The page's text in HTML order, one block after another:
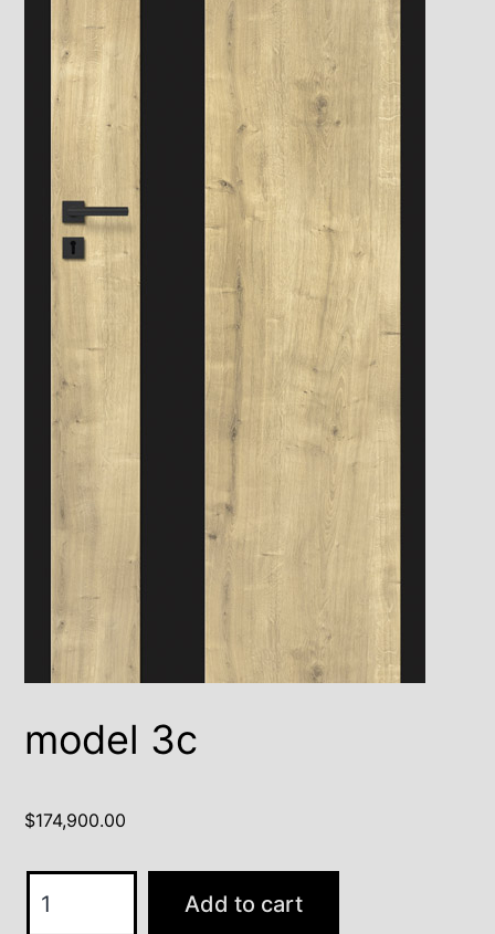
model 3c
$174,900.00
3c
Add to cart